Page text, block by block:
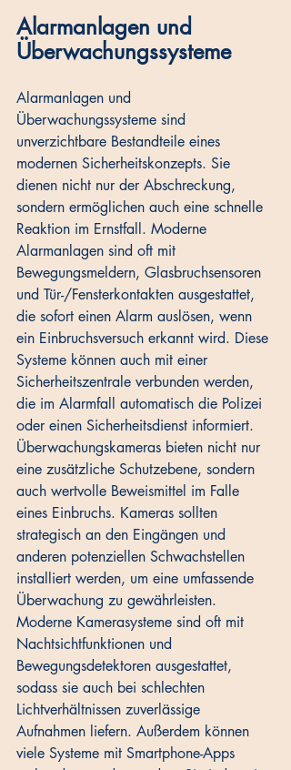
Alarmanlagen und
Überwachungssysteme
Alarmanlagen und
Überwachungssysteme sind
unverzichtbare Bestandteile eines
modernen Sicherheitskonzepts. Sie
dienen nicht nur der Abschreckung,
sondern ermöglichen auch eine schnelle
Reaktion im Ernstfall. Moderne
Alarmanlagen sind oft mit
Bewegungsmeldern, Glasbruchsensoren
und Tür-/Fensterkontakten ausgestattet,
die sofort einen Alarm auslösen, wenn
ein Einbruchsversuch erkannt wird. Diese
Systeme können auch mit einer
Sicherheitszentrale verbunden werden,
die im Alarmfall automatisch die Polizei
oder einen Sicherheitsdienst informiert.
Überwachungskameras bieten nicht nur
eine zusätzliche Schutzebene, sondern
auch wertvolle Beweismittel im Falle
eines Einbruchs. Kameras sollten
strategisch an den Eingängen und
anderen potenziellen Schwachstellen
installiert werden, um eine umfassende
Überwachung zu gewährleisten.
Moderne Kamerasysteme sind oft mit
Nachtsichtfunktionen und
Bewegungsdetektoren ausgestattet,
sodass sie auch bei schlechten
Lichtverhältnissen zuverlässige
Aufnahmen liefern. Außerdem können
viele Systeme mit Smartphone-Apps